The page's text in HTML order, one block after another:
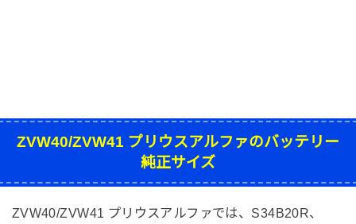
ZVW40/ZVW41 プリウスアルファのバッテリー
純正サイズ
ZVW40/ZVW41 プリウスアルファでは、S34B20R、